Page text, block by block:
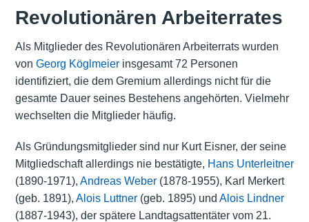
Revolutionären Arbeiterrates
Als Mitglieder des Revolutionären Arbeiterrats wurden
von Georg Köglmeierinsgesamt 72 Personen
identifiziert, die dem Gremium allerdings nicht für die
gesamte Dauer seines Bestehens angehörten. Vielmehr
wechselten die Mitglieder häufig.
Als Gründungsmitglieder sind nur Kurt Eisner, der seine
Mitgliedschaft allerdings nie bestätigte, Hans Unterleitner
(1890-1971), Andreas Weber(1878-1955), Karl Merkert
(geb. 1891), Alois Luttner(geb. 1895) und Alois Lindner
(1887-1943), der spätere Landtagsattentäter vom 21.